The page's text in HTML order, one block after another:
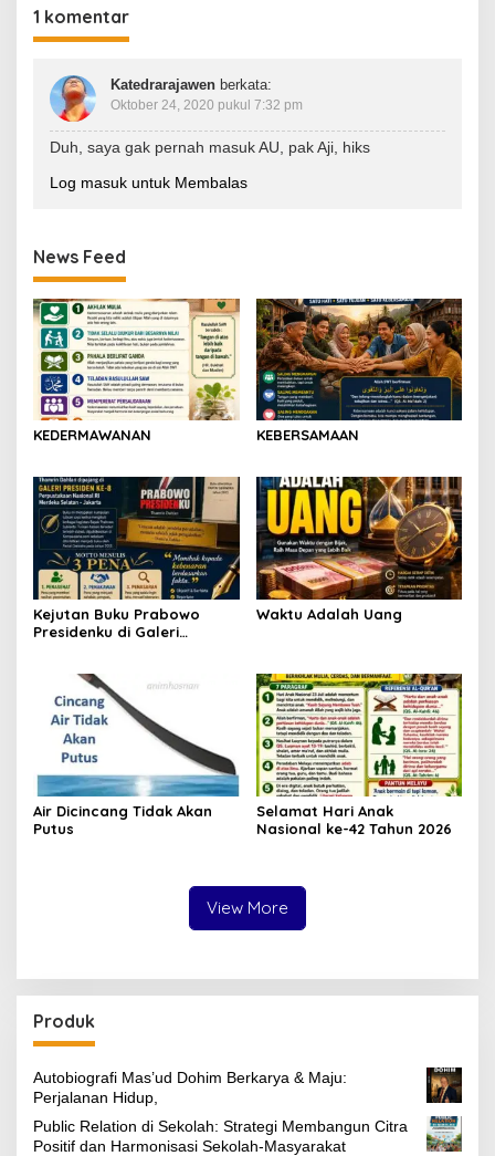
1 komentar
Katedrarajawen berkata:
Oktober 24, 2020 pukul 7:32 pm
Duh, saya gak pernah masuk AU, pak Aji, hiks
Log masuk untuk Membalas
News Feed
KEDERMAWANAN KEBERSAMAAN
Kejutan Buku Prabowo
Presidenku di Galeri
Waktu Adalah Uang
Air Dicincang Tidak Akan
Putus
Selamat Hari Anak
Nasional ke-42 Tahun 2026
View More
Produk
Autobiografi Mas’ud Dohim Berkarya & Maju:
Perjalanan Hidup,
Public Relation di Sekolah: Strategi Membangun Citra
Positif dan Harmonisasi Sekolah-Masyarakat